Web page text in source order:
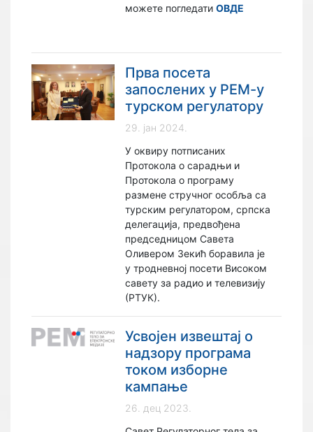
можете погледатиОВДЕ
Прва посета
запослених у РЕМ-у
турском регулатору
29. јан 2024.
У оквиру потписаних
Протокола о сарадњи и
Протокола о програму
размене стручног особља са
турским регулатором, српска
делегација, предвођена
председницом Савета
Оливером Зекић боравила је
у тродневној посети Високом
савету за радио и телевизију
(РТУК).
Усвојен извештај о
надзору програма
током изборне
кампање
26. дец 2023.